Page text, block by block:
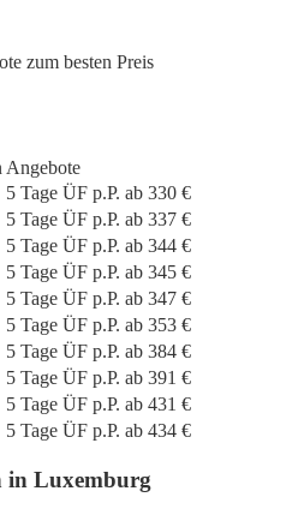
zum besten Preis
Angebote
5 Tage ÜF p.P. ab 330 €
5 Tage ÜF p.P. ab 337 €
5 Tage ÜF p.P. ab 344 €
5 Tage ÜF p.P. ab 345 €
5 Tage ÜF p.P. ab 347 €
5 Tage ÜF p.P. ab 353 €
5 Tage ÜF p.P. ab 384 €
5 Tage ÜF p.P. ab 391 €
5 Tage ÜF p.P. ab 431 €
5 Tage ÜF p.P. ab 434 €
in Luxemburg